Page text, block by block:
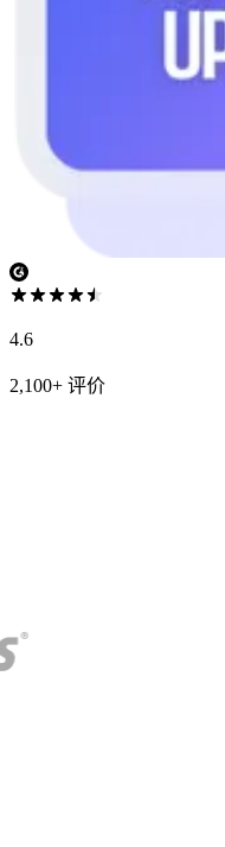
4.6
2,100+ 评价